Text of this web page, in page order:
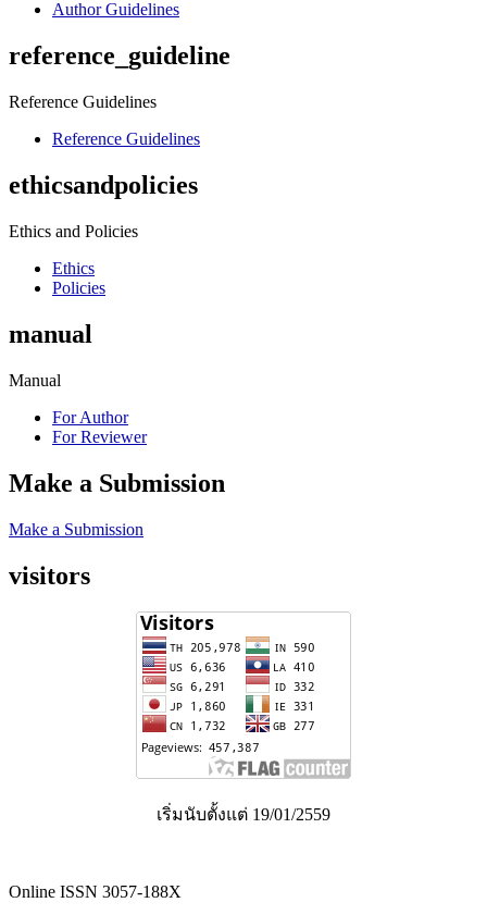
Author Guidelines
reference_guideline
Reference Guidelines
Reference Guidelines
ethicsandpolicies
Ethics and Policies
Ethics
Policies
manual
Manual
For Author
For Reviewer
Make a Submission
Make a Submission
visitors
เริ่มนับตั้งแต่ 19/01/2559
Online ISSN 3057-188X